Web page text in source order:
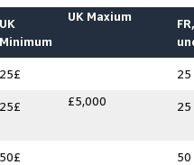
UK
Minimum
UK Maxium
25£ 25
25£ £5,000 25
50£ 50